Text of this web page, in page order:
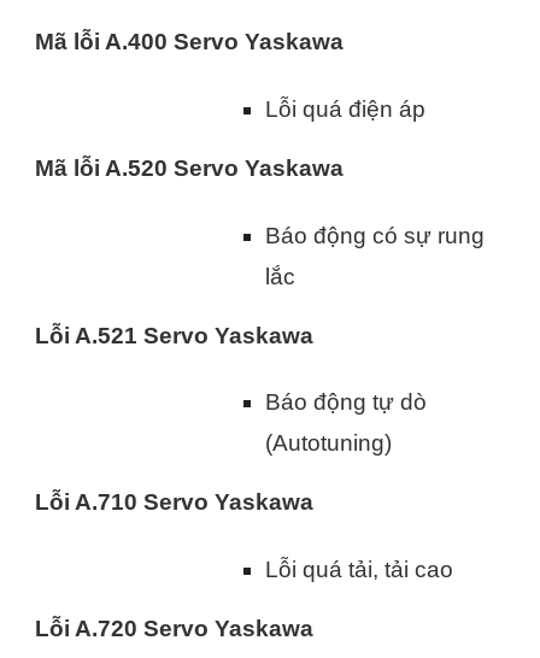
Mã lỗi A.400 Servo Yaskawa
Lỗi quá điện áp
Mã lỗi A.520 Servo Yaskawa
Báo động có sự rung
lắc
Lỗi A.521 Servo Yaskawa
Báo động tự dò
(Autotuning)
Lỗi A.710 Servo Yaskawa
Lỗi quá tải, tải cao
Lỗi A.720 Servo Yaskawa